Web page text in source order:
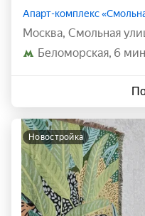
Апарт-комплекс
Москва, Смольная
Беломорская 6
новостройка